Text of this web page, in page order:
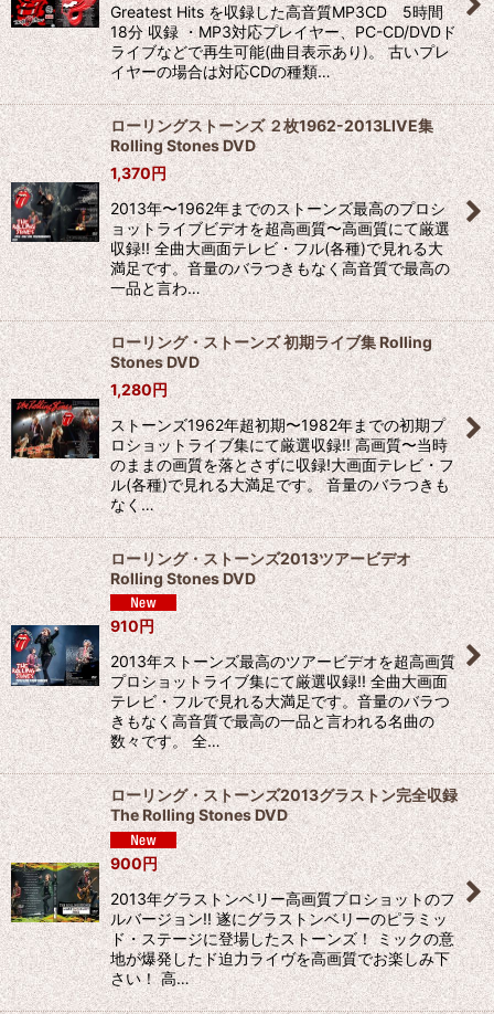
Greatest Hits を収録した高音質MP3CD 5時間
18分 収録 ・MP3対応プレイヤー、PC-CD/DVDド
ライブなどで再生可能(曲目表示あり)。 古いプレ
イヤーの場合は対応CDの種類…
ローリングストーンズ ２枚1962-2013LIVE集
Rolling Stones DVD
1,370円
2013年〜1962年までのストーンズ最高のプロシ
ョットライブビデオを超高画質〜高画質にて厳選
収録!! 全曲大画面テレビ・フル(各種)で見れる大
満足です。音量のバラつきもなく高音質で最高の
一品と言わ…
ローリング・ストーンズ 初期ライブ集 Rolling
Stones DVD
1,280円
ストーンズ1962年超初期〜1982年までの初期プ
ロショットライブ集にて厳選収録!! 高画質〜当時
のままの画質を落とさずに収録!大画面テレビ・フ
ル(各種)で見れる大満足です。 音量のバラつきも
なく…
ローリング・ストーンズ2013ツアービデオ
Rolling Stones DVD
910円
2013年ストーンズ最高のツアービデオを超高画質
プロショットライブ集にて厳選収録!! 全曲大画面
テレビ・フルで見れる大満足です。音量のバラつ
きもなく高音質で最高の一品と言われる名曲の
数々です。 全…
ローリング・ストーンズ2013グラストン完全収録
The Rolling Stones DVD
900円
2013年グラストンベリー高画質プロショットのフ
ルバージョン!! 遂にグラストンベリーのピラミッ
ド・ステージに登場したストーンズ！ ミックの意
地が爆発したド迫力ライヴを高画質でお楽しみ下
さい！ 高…